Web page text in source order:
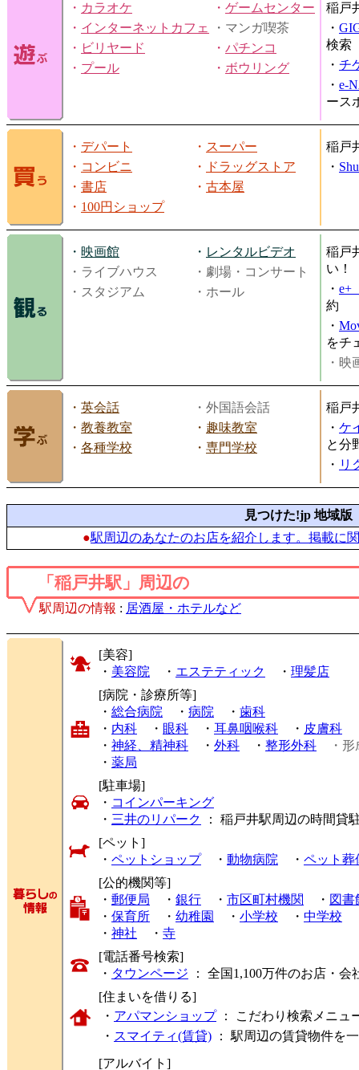
・ カラオケ ・ ゲームセンター
・ インターネットカフェ
・マンガ喫茶
・ ビリヤード ・ パチンコ
・ プール ・ ボウリング
稲戸
・
検索
・ チ
・ e-
ース
・ デパート ・ スーパー
・ コンビニ ・
ドラッグストア
・ 書店 ・ 古本屋
・ 100円ショップ
稲戸
・
・ 映画館 ・ レンタルビデオ
・ライブハウス
・劇場・コンサート
・スタジアム
・ホール
稲戸
い！
・ e+
約
・
をチ
・映
・ 英会話
・外国語会話
・ 教養教室 ・ 趣味教室
・ 各種学校 ・ 専門学校
稲戸
・ ケ
と分
・ リ
見つけた!jp 地域版
●駅周辺のあなたのお店を紹介します。掲載に
「稲戸井駅」周辺の
駅周辺の情報 : 居酒屋・ホテルなど
[美容]
・ 美容院 ・ エステティック ・ 理髪店
[病院・診療所等]
・ 総合病院 ・ 病院 ・ 歯科
・ 内科 ・ 眼科 ・ 耳鼻咽喉科 ・ 皮膚科
・ 神経、精神科 ・ 外科 ・ 整形外科
・
・ 薬局
[駐車場]
・ コインパーキング
・ 三井のリパーク
： 稲戸井駅周辺の時間貸
[ペット]
・ ペットショップ・ 動物病院 ・ ペット葬
[公的機関等]
・ 郵便局 ・ 銀行 ・ 市区町村機関 ・ 図書
・ 保育所 ・ 幼稚園 ・ 小学校 ・ 中学校
・ 神社 ・ 寺
[電話番号検索]
・ タウンページ ： 全国1,100万件のお店・
[住まいを借りる]
・ アパマンショップ： こだわり検索メニュ
・ スマイティ(賃貸) ： 駅周辺の賃貸物件を
[アルバイト]